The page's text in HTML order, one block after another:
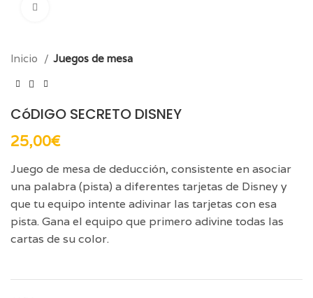
Inicio Juegos de mesa
CóDIGO SECRETO DISNEY
25,00€
Juego de mesa de deducción, consistente en asociar
una palabra (pista) a diferentes tarjetas de Disney y
que tu equipo intente adivinar las tarjetas con esa
pista. Gana el equipo que primero adivine todas las
cartas de su color.